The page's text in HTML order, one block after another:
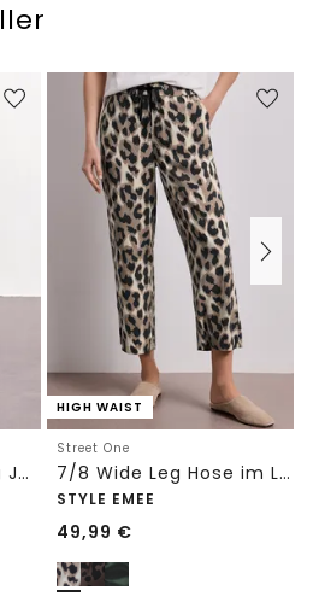
High Waist Barrel Leg Jeans im Loose Fit
HIGH WAIST
Street One
7/8 Wide Leg Hose im Loose Fit mit Print
STYLE EMEE
49,99 €